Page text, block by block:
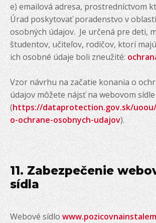
e) emailová adresa, prostredníctvom
Úrad poskytovať poradenstvo v
osobných údajov. Je určená pre deti,
študentov, učiteľov, rodičov, ktorí
ich osobné údaje boli zneužité:
Vzor návrhu na začatie konania o
údajov môžete nájsť na webovom
(https://dataprotection.gov.sk/
o-ochrane-osobnych-udajov).
11. Zabezpečenie
sídla
Webové sídlo